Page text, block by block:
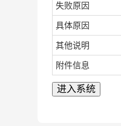
失败原因
具体原因
其他说明
附件信息
进入系统